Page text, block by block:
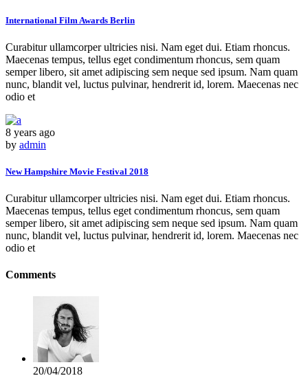
International Film Awards Berlin
Curabitur ullamcorper ultricies nisi. Nam eget dui. Etiam rhoncus.
Maecenas tempus, tellus eget condimentum rhoncus, sem quam
semper libero, sit amet adipiscing sem neque sed ipsum. Nam quam
nunc, blandit vel, luctus pulvinar, hendrerit id, lorem. Maecenas nec
odio et
8 years ago
by admin
New Hampshire Movie Festival 2018
Curabitur ullamcorper ultricies nisi. Nam eget dui. Etiam rhoncus.
Maecenas tempus, tellus eget condimentum rhoncus, sem quam
semper libero, sit amet adipiscing sem neque sed ipsum. Nam quam
nunc, blandit vel, luctus pulvinar, hendrerit id, lorem. Maecenas nec
odio et
Comments
20/04/2018